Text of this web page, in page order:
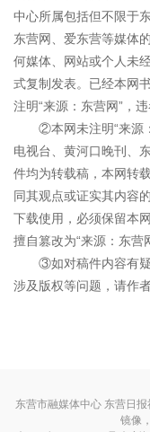
中心所属包括但不限于
东营网、爱东营等媒体
何媒体、网站或个人未
式复制发表。已经本网
注明“来源：东营网”，
②本网未注明“来源
电视台、黄河口晚刊、
件均为转载稿，本网转
同其观点或证实其内容
下载使用，必须保留本
擅自篡改为“来源：东营
③如对稿件内容有
涉及版权等问题，请作
东营市融媒体中心 东营日
镜像